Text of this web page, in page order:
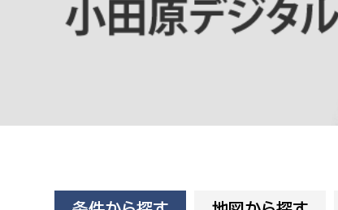
高校生・大学生など
妊産婦
デ
地域安全課